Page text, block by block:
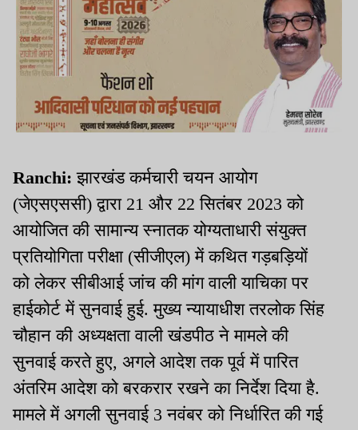
Ranchi: झारखंड कर्मचारी चयन आयोग
(जेएसएससी) द्वारा 21 और 22 सितंबर 2023 को
आयोजित की सामान्य स्नातक योग्यताधारी संयुक्त
प्रतियोगिता परीक्षा (सीजीएल) में कथित गड़बड़ियों
को लेकर सीबीआई जांच की मांग वाली याचिका पर
हाईकोर्ट में सुनवाई हुई. मुख्य न्यायाधीश तरलोक सिंह
चौहान की अध्यक्षता वाली खंडपीठ ने मामले की
सुनवाई करते हुए, अगले आदेश तक पूर्व में पारित
अंतरिम आदेश को बरकरार रखने का निर्देश दिया है.
मामले में अगली सुनवाई 3 नवंबर को निर्धारित की गई